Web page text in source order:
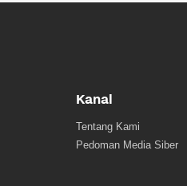
Kanal
Tentang Kami
Pedoman Media Siber